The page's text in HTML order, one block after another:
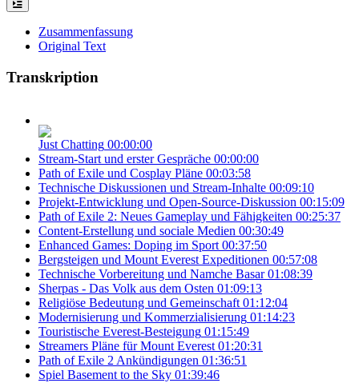
Zusammenfassung
Original Text
Transkription
Just Chatting 00:00:00
Stream-Start und erster Gespräche 00:00:00
Path of Exile und Cosplay Pläne 00:03:58
Technische Diskussionen und Stream-Inhalte 00:09:10
Projekt-Entwicklung und Open-Source-Diskussion 00:15:09
Path of Exile 2: Neues Gameplay und Fähigkeiten 00:25:37
Content-Erstellung und sociale Medien 00:30:49
Enhanced Games: Doping im Sport 00:37:50
Bergsteigen und Mount Everest Expeditionen 00:57:08
Technische Vorbereitung und Namche Basar 01:08:39
Sherpas - Das Volk aus dem Osten 01:09:13
Religiöse Bedeutung und Gemeinschaft 01:12:04
Modernisierung und Kommerzialisierung 01:14:23
Touristische Everest-Besteigung 01:15:49
Streamers Pläne für Mount Everest 01:20:31
Path of Exile 2 Ankündigungen 01:36:51
Spiel Basement to the Sky 01:39:46